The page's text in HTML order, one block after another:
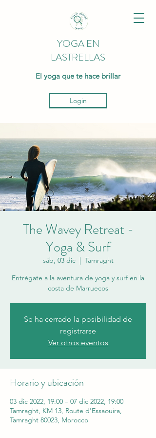
YOGA EN
LASTRELLAS
El yoga que te hace brillar
Login
The Wavey Retreat -
Yoga & Surf
sáb, 03 dic
  |
Tamraght
Entrégate a la aventura de yoga y surf en la
costa de Marruecos
Se ha cerrado la posibilidad de
registrarse
Ver otros eventos
Horario y ubicación
03 dic 2022, 19:00 – 07 dic 2022, 19:00
Tamraght, KM 13, Route d'Essaouira,
Tamraght 80023, Morocco